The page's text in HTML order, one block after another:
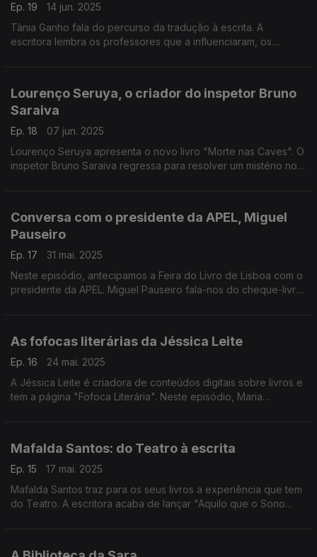
Ep. 19
14 jun. 2025
Tânia Ganho fala do percurso da tradução à escrita. A
escritora lembra os professores que a influenciaram, os
Lourenço Seruya, o criador do inspetor Bruno
Saraiva
Ep. 18
07 jun. 2025
Lourenço Seruya apresenta o novo livro "Morte nas Caves". O
inspetor Bruno Saraiva regressa para resolver um mistério no
Conversa com o presidente da APEL, Miguel
Pauseiro
Ep. 17
31 mai. 2025
Neste episódio, antecipamos a Feira do Livro de Lisboa com o
presidente da APEL. Miguel Pauseiro fala-nos do cheque-livro
As fofocas literárias da Jéssica Leite
Ep. 16
24 mai. 2025
A Jéssica Leite é criadora de conteúdos digitais sobre livros e
tem a página "Fofoca Literária". Neste episódio, Maria
Mafalda Santos: do Teatro à escrita
Ep. 15
17 mai. 2025
Mafalda Santos traz para os seus livros a experiência que tem
do Teatro. A escritora acaba de lançar "Aquilo que o Sono